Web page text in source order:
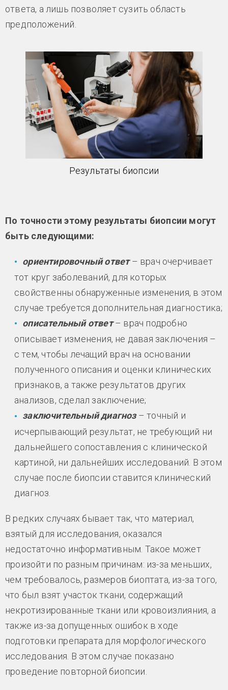
ответа, а лишь позволяет сузить область
предположений.
Результаты биопсии
По точности этому результаты биопсии могут
быть следующими:
ориентировочный ответ– врач очерчивает
тот круг заболеваний, для которых
свойственны обнаруженные изменения, в этом
случае требуется дополнительная диагностика;
описательный ответ– врач подробно
описывает изменения, не давая заключения –
с тем, чтобы лечащий врач на основании
полученного описания и оценки клинических
признаков, а также результатов других
анализов, сделал заключение;
заключительный диагноз– точный и
исчерпывающий результат, не требующий ни
дальнейшего сопоставления с клинической
картиной, ни дальнейших исследований. В этом
случае после биопсии ставится клинический
диагноз.
В редких случаях бывает так, что материал,
взятый для исследования, оказался
недостаточно информативным. Такое может
произойти по разным причинам: из-за меньших,
чем требовалось, размеров биоптата, из-за того,
что был взят участок ткани, содержащий
некротизированные ткани или кровоизлияния, а
также из-за допущенных ошибок в ходе
подготовки препарата для морфологического
исследования. В этом случае показано
проведение повторной биопсии.